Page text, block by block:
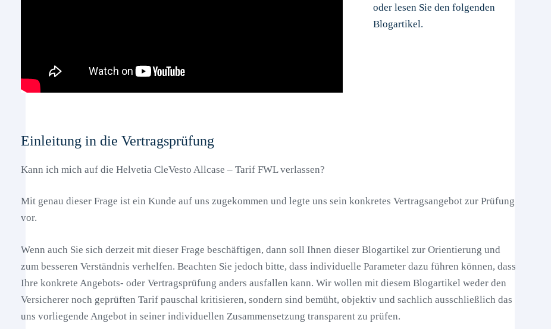
oder lesen Sie den folgenden
Blogartikel.
Einleitung in die Vertragsprüfung
Kann ich mich auf die Helvetia CleVesto Allcase – Tarif FWL verlassen?
Mit genau dieser Frage ist ein Kunde auf uns zugekommen und legte uns sein konkretes Vertragsangebot zur Prüfung
vor.
Wenn auch Sie sich derzeit mit dieser Frage beschäftigen, dann soll Ihnen dieser Blogartikel zur Orientierung und
zum besseren Verständnis verhelfen. Beachten Sie jedoch bitte, dass individuelle Parameter dazu führen können, dass
Ihre konkrete Angebots- oder Vertragsprüfung anders ausfallen kann. Wir wollen mit diesem Blogartikel weder den
Versicherer noch geprüften Tarif pauschal kritisieren, sondern sind bemüht, objektiv und sachlich ausschließlich das
uns vorliegende Angebot in seiner individuellen Zusammensetzung transparent zu prüfen.